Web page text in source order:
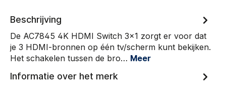
Beschrijving
De AC7845 4K HDMI Switch 3x1 zorgt er voor dat
je 3 HDMI-bronnen op één tv/scherm kunt bekijken.
Het schakelen tussen de bro… Meer
Informatie over het merk